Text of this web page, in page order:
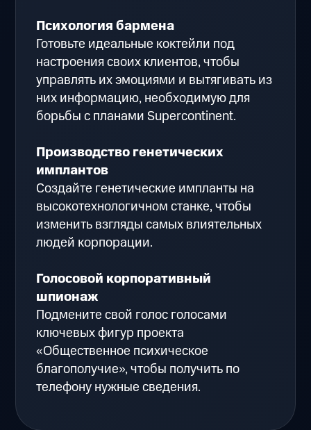
Психология бармена
Готовьте идеальные коктейли под
настроения своих клиентов, чтобы
управлять их эмоциями и вытягивать из
них информацию, необходимую для
борьбы с планами Supercontinent.
Производство генетических
имплантов
Создайте генетические импланты на
высокотехнологичном станке, чтобы
изменить взгляды самых влиятельных
людей корпорации.
Голосовой корпоративный
шпионаж
Подмените свой голос голосами
ключевых фигур проекта
«Общественное психическое
благополучие», чтобы получить по
телефону нужные сведения.